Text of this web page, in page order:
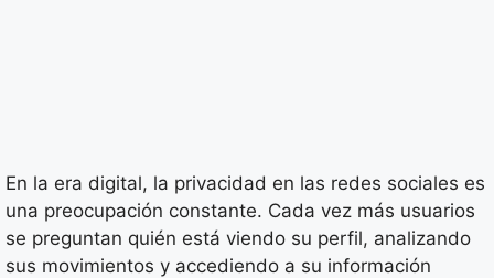
En la era digital, la privacidad en las redes sociales es
una preocupación constante. Cada vez más usuarios
se preguntan quién está viendo su perfil, analizando
sus movimientos y accediendo a su información